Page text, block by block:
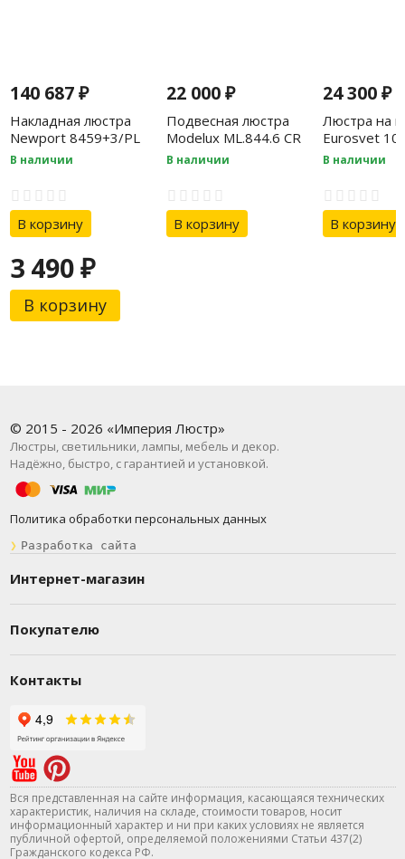
140 687₽
Накладная люстра
Newport 8459+3/PL
chrome
В наличии
В корзину
22 000₽
Подвесная люстра
Modelux ML.844.6 CR
В наличии
В корзину
24 300₽
Люстра на
Eurosvet
золотая
Strotskis
В наличии
В корзину
3 490₽
В корзину
© 2015 - 2026 «Империя Люстр»
Люстры, светильники, лампы, мебель и декор.
Надёжно, быстро, с гарантией и установкой.
Политика обработки персональных данных
❯ Разработка сайта
Интернет-магазин
Покупателю
Контакты
Вся представленная на сайте информация, касающаяся технических
характеристик, наличия на складе, стоимости товаров, носит
информационный характер и ни при каких условиях не является
публичной офертой, определяемой положениями Статьи 437(2)
Гражданского кодекса РФ.